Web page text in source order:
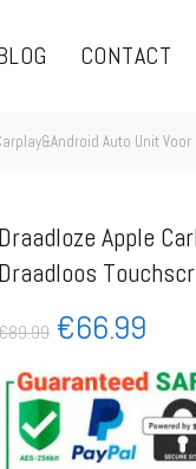
CONTACT
Auto Unit Voor
Draadloze Apple
Draadloos
89.99 €66.99